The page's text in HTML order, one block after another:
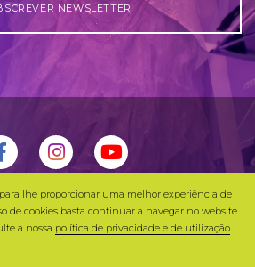
lhe proporcionar uma melhor experiência de
de cookies basta continuar a navegar no website.
a nossa política de privacidade e de utilização
NEWSLETTER
© Todos os Direitos Reservados |
de Privacidade